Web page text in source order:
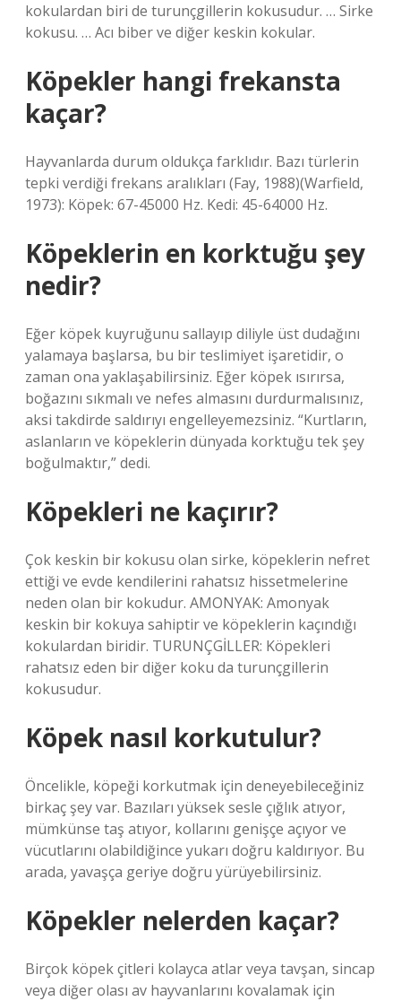
kokulardan biri de turunçgillerin kokusudur. … Sirke
kokusu. … Acı biber ve diğer keskin kokular.
Köpekler hangi frekansta
kaçar?
Hayvanlarda durum oldukça farklıdır. Bazı türlerin
tepki verdiği frekans aralıkları (Fay, 1988)(Warfield,
1973): Köpek: 67-45000 Hz. Kedi: 45-64000 Hz.
Köpeklerin en korktuğu şey
nedir?
Eğer köpek kuyruğunu sallayıp diliyle üst dudağını
yalamaya başlarsa, bu bir teslimiyet işaretidir, o
zaman ona yaklaşabilirsiniz. Eğer köpek ısırırsa,
boğazını sıkmalı ve nefes almasını durdurmalısınız,
aksi takdirde saldırıyı engelleyemezsiniz. “Kurtların,
aslanların ve köpeklerin dünyada korktuğu tek şey
boğulmaktır,” dedi.
Köpekleri ne kaçırır?
Çok keskin bir kokusu olan sirke, köpeklerin nefret
ettiği ve evde kendilerini rahatsız hissetmelerine
neden olan bir kokudur. AMONYAK: Amonyak
keskin bir kokuya sahiptir ve köpeklerin kaçındığı
kokulardan biridir. TURUNÇGİLLER: Köpekleri
rahatsız eden bir diğer koku da turunçgillerin
kokusudur.
Köpek nasıl korkutulur?
Öncelikle, köpeği korkutmak için deneyebileceğiniz
birkaç şey var. Bazıları yüksek sesle çığlık atıyor,
mümkünse taş atıyor, kollarını genişçe açıyor ve
vücutlarını olabildiğince yukarı doğru kaldırıyor. Bu
arada, yavaşça geriye doğru yürüyebilirsiniz.
Köpekler nelerden kaçar?
Birçok köpek çitleri kolayca atlar veya tavşan, sincap
veya diğer olası av hayvanlarını kovalamak için